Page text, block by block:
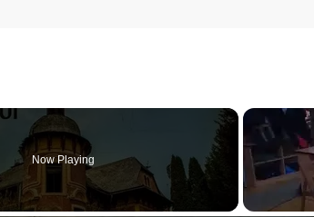
Now Playing